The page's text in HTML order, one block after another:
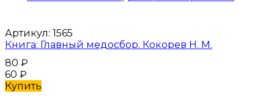
Артикул: 1565
Книга: Главный медосбор. Кокорев Н. М.
80 ₽
60 ₽
Купить